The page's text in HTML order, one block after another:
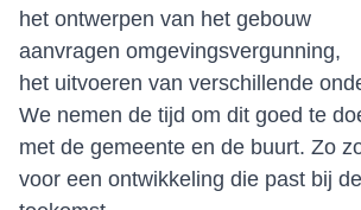
het ontwerpen van het gebouw
aanvragen omgevingsvergunning,
het uitvoeren van verschillende
We nemen de tijd om dit goed te
met de gemeente en de buurt. Zo
voor een ontwikkeling die past bij